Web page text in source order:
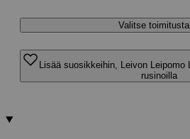
Valitse
Lisää suosikkeihin, Leivon Leipomo
rusinoilla